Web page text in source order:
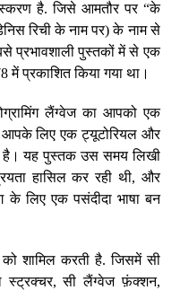
है. जिसे आमतौर पर “के
रिची के नाम पर) के नाम से
प्रभावशाली पुस्तकों में से एक
में प्रकाशित किया गया था।
लैंग्वेज का आपको एक
आपके लिए एक ट्यूटोरियल और
है। यह पुस्तक उस समय लिखी
हासिल कर रही थी, और
के लिए एक पसंदीदा भाषा बन
शामिल करती है. जिसमें सी
स्ट्रक्चर, सी लैंग्वेज फ़ंक्शन,